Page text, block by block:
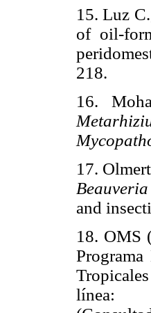
15. Luz
of oil-
218.
16.
17.
and
18. OMS
Programa